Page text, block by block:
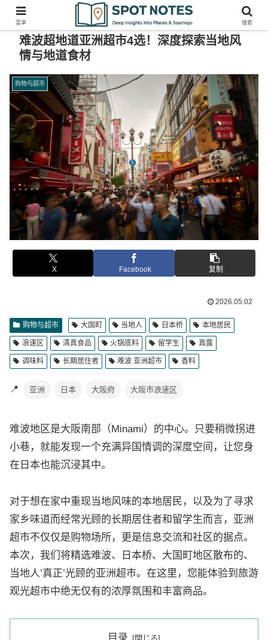
难波超地道亚洲超市4选！深度探索当地风
情与地道食材
购物与超市
X Facebook 复制
2026.05.02
购物与超市 大国町 当地人 日本桥 本地居民
浪速区 清真食品 火锅底料 留学生 真露
调味料 长期居住者 难波 亚洲超市 香料
📍 亚洲 日本 大阪府 大阪市浪速区
难波地区是大阪南部（Minami）的中心。只要稍微拐进
小巷，就能发现一个充满异国情调的深度空间，让您身
在日本也能沉浸其中。
对于想在家中重现当地风味的本地居民，以及为了寻求
家乡味道而经常光顾的长期居住者和留学生而言，亚洲
超市不仅仅是购物场所，更是信息交流和社区的据点。
本次，我们将精选难波、日本桥、大国町地区散布的、
当地人’真正’光顾的亚洲超市。在这里，您能体验到旅游
观光超市中绝无仅有的浓厚氛围和丰富商品。
菜单 搜索